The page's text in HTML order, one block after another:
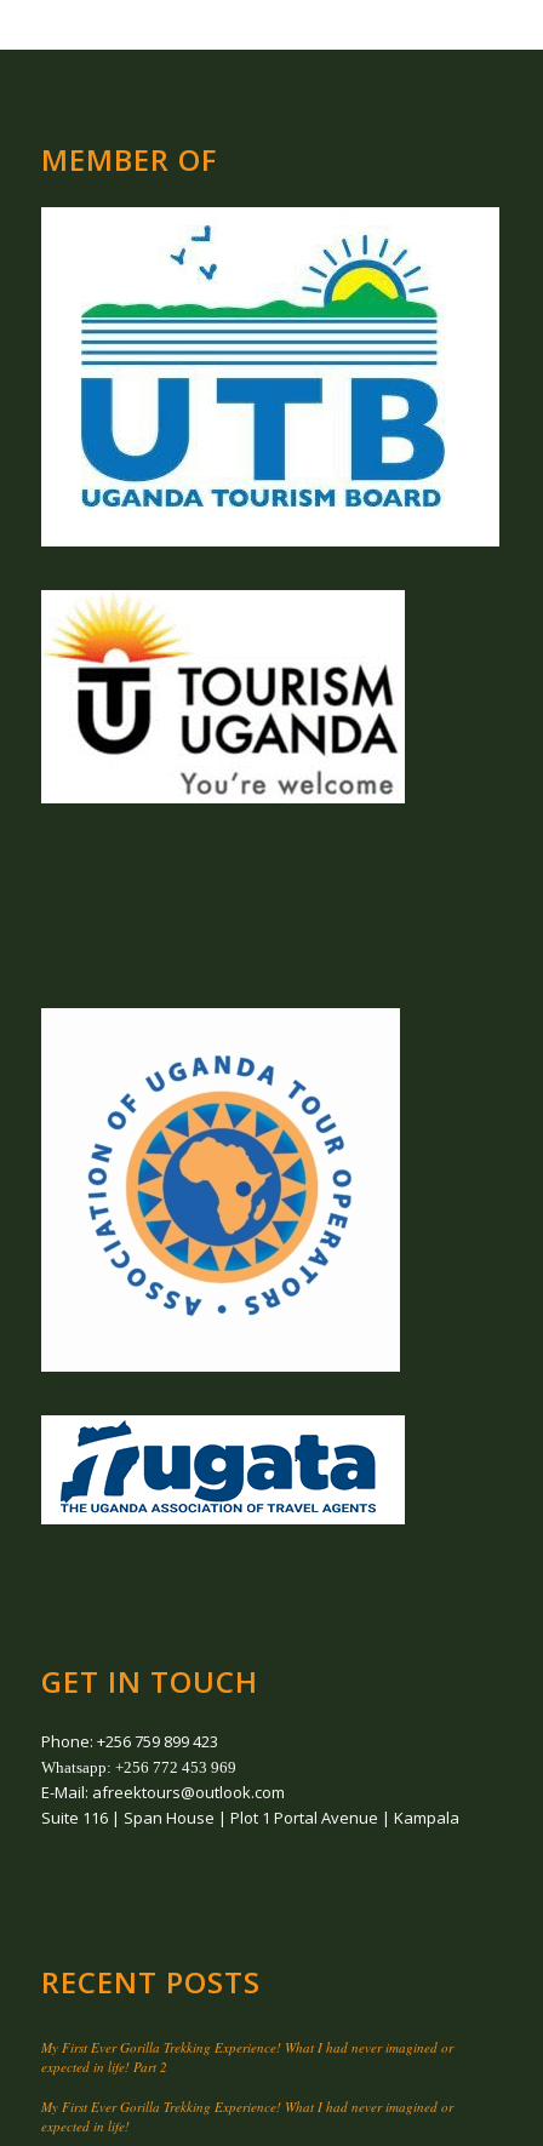
MEMBER OF
GET IN TOUCH
Phone: +256 759 899 423
Whatsapp: +256 772 453 969
E-Mail: afreektours@outlook.com
Suite 116 | Span House | Plot 1 Portal Avenue | Kampala
RECENT POSTS
My First Ever Gorilla Trekking Experience! What I had never imagined or
expected in life! Part 2
My First Ever Gorilla Trekking Experience! What I had never imagined or
expected in life!